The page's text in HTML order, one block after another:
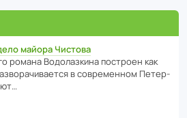
майора Чистова
романа Водо­ла­з­кина пост­роен как
в совре­менном Пете­р­